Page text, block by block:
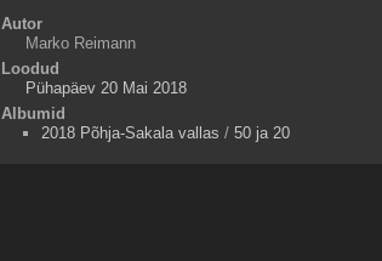
Autor
Marko Reimann
Loodud
Pühapäev 20 Mai 2018
Albumid
2018 Põhja-Sakala vallas / 50 ja 20